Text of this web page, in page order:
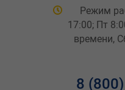
Режим
17:00; Пт
времени,
8